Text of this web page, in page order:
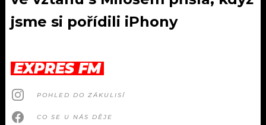
AKTUÁLNĚ
HUDBA
PODCASTY
JAK NALADIT
jsme si pořídili iPhony
EXPRES FM
POHLED DO ZÁKULISÍ
CO SE U NÁS DĚJE